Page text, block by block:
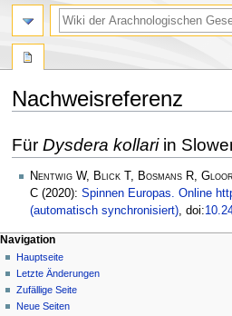
Nachweisreferenz
Navigation
springen
Suche
springen
Für Dysdera kollariin
Nentwig W, Blick T, Bosmans R,
C (2020): Spinnen Europas. Online
(automatisch synchronisiert), doi:
Navigation
Hauptseite
Letzte Änderungen
Zufällige Seite
Neue Seiten